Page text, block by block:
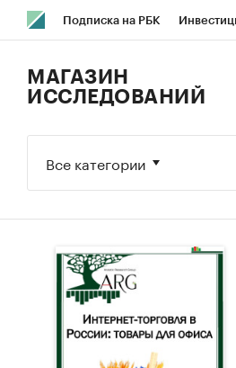
Подписка на РБК
Исследования Кредитные
МАГАЗИН
ИССЛЕДОВАНИЙ
Все категории